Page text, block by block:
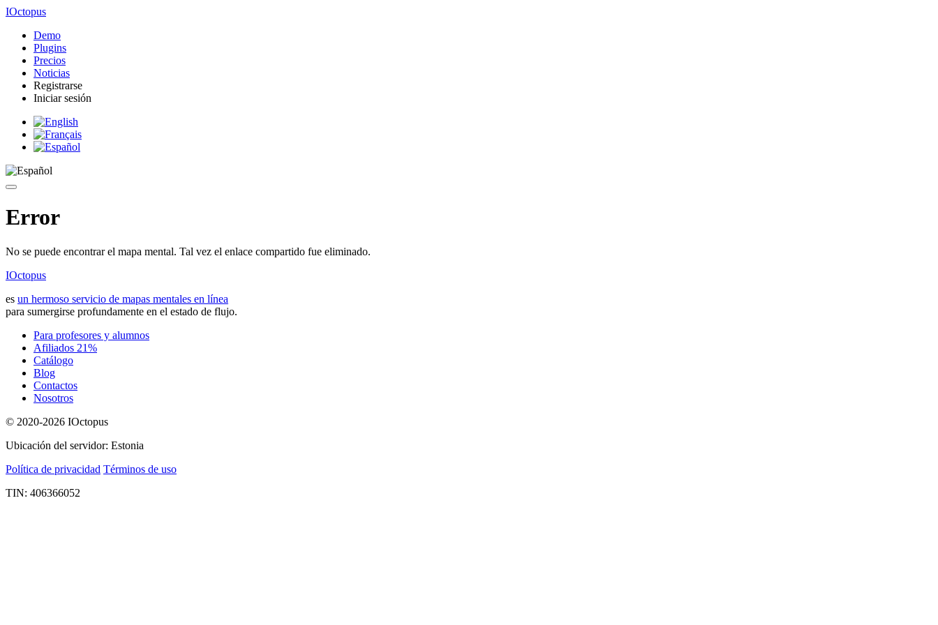
IOctopus
Demo
Plugins
Precios
Noticias
Registrarse
Iniciar sesión
Error
No se puede encontrar el mapa mental. Tal vez el enlace compartido fue eliminado.
IOctopus
es un hermoso servicio de mapas mentales en línea
para sumergirse profundamente en el estado de flujo.
Para profesores y alumnos
Afiliados 21%
Catálogo
Blog
Contactos
Nosotros
© 2020-2026 IOctopus
Ubicación del servidor: Estonia
Política de privacidad Términos de uso
TIN: 406366052